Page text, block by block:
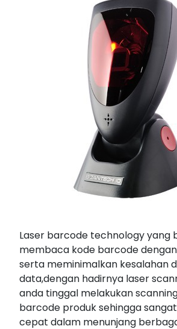
Laser barcode technology yang
membaca kode barcode
serta meminimalkan kesalahan
data,dengan hadirnya laser
anda tinggal melakukan
barcode produk sehingga
cepat dalam menunjang